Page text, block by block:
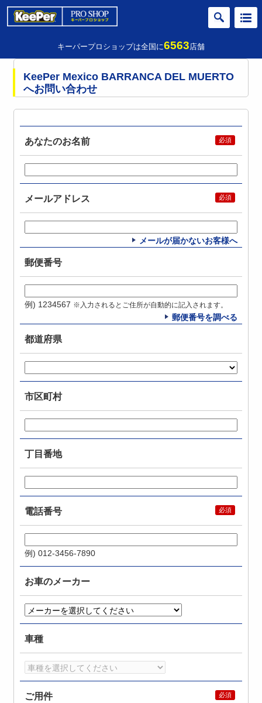
キーパープロショップは全国に6563店舗
KeePer Mexico BARRANCA DEL MUERTO
へお問い合わせ
あなたのお名前
メールアドレス
メールが届かないお客様へ
郵便番号
例) 1234567 ※入力されるとご住所が自動的に記入されます。
郵便番号を調べる
都道府県
市区町村
丁目番地
電話番号
例) 012-3456-7890
お車のメーカー
車種
ご用件